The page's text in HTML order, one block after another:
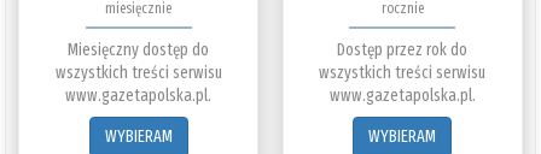
miesięcznie
Miesięczny dostęp do
wszystkich treści serwisu
www.gazetapolska.pl.
WYBIERAM
rocznie
Dostęp przez rok do
wszystkich treści serwisu
www.gazetapolska.pl.
WYBIERAM